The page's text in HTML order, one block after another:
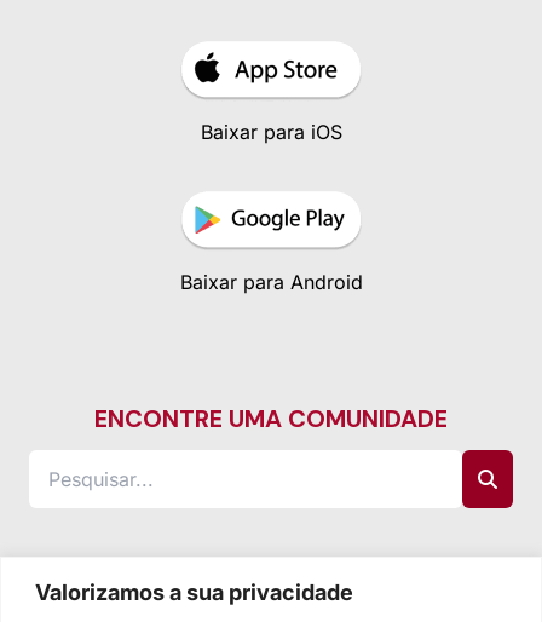
Valorizamos a sua privacidade
Baixar para iOS
Baixar para Android
ENCONTRE UMA COMUNIDADE